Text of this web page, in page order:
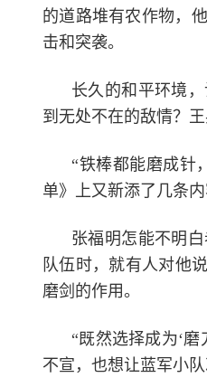
的道路堆有农作物，
击和突袭。
长久的和平环境
到无处不在的敌情？王
“铁棒都能磨成针
单》上又新添了几条
张福明怎能不明
队伍时，就有人对他
磨剑的作用。
“既然选择成为‘
不宣，也想让蓝军小